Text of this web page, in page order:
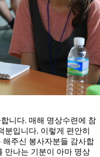
니다. 매해 명상수련에 참
분입니다. 이렇게 편안히
주신 봉사자분들 감사합
만나는 기분이 아마 명상